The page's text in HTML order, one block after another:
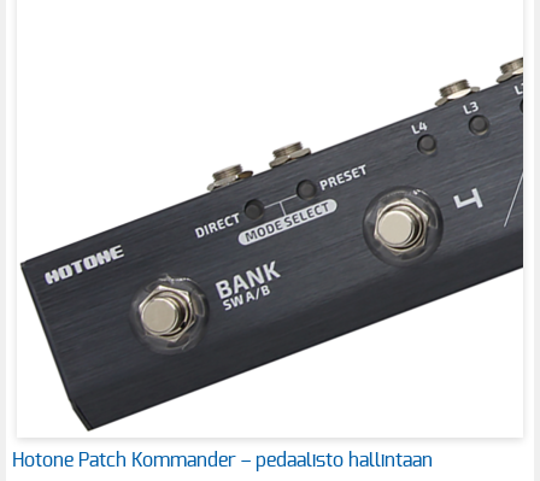
Hotone Patch Kommander – pedaalisto hallintaan